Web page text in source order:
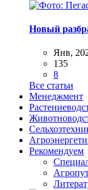
Новый
Янв,
135
8
Все статьи
Менеджмент
Рекомендуем